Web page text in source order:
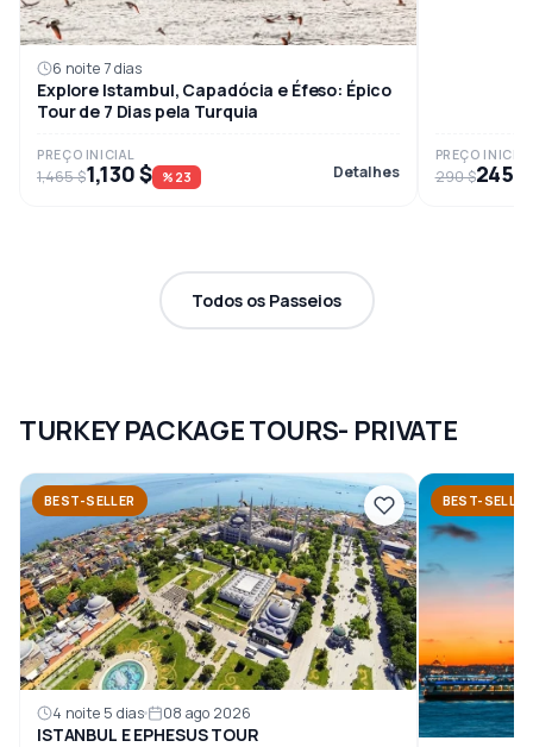
6 noite 7 dias
Explore Istambul, Capadócia e Éfeso: Épico
Tour de 7 Dias pela Turquia
PREÇO INICIAL
1,465 $1,130 $ %23 Detalhes
PREÇO INICIAL
290 $245 $
Todos os Passeios
TURKEY PACKAGE TOURS- PRIVATE
BEST-SELLER
4 noite 5 dias 08 ago 2026
ISTANBUL E EPHESUS TOUR
BEST-SELLER